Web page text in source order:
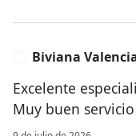
Biviana
Excelente
Muy buen servicio